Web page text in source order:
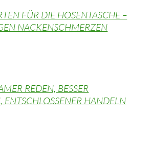
FÜR DIE HOSENTASCHE –
NACKENSCHMERZEN
REDEN, BESSER
HANDELN